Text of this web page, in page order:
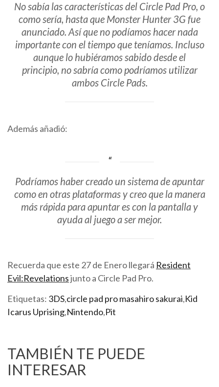
No sabía las características del Circle Pad Pro, o
como sería, hasta que Monster Hunter 3G fue
anunciado. Así que no podíamos hacer nada
importante con el tiempo que teníamos. Incluso
aunque lo hubiéramos sabido desde el
principio, no sabría como podríamos utilizar
ambos Circle Pads.
Además añadió:
Podríamos haber creado un sistema de apuntar
como en otras plataformas y creo que la manera
más rápida para apuntar es con la pantalla y
ayuda al juego a ser mejor.
Recuerda que este 27 de Enero llegará Resident
Evil:Revelationsjunto a Circle Pad Pro.
Etiquetas: 3DS,circle pad pro masahiro sakurai,Kid
Icarus Uprising,Nintendo,Pit
TAMBIÉN TE PUEDE
INTERESAR